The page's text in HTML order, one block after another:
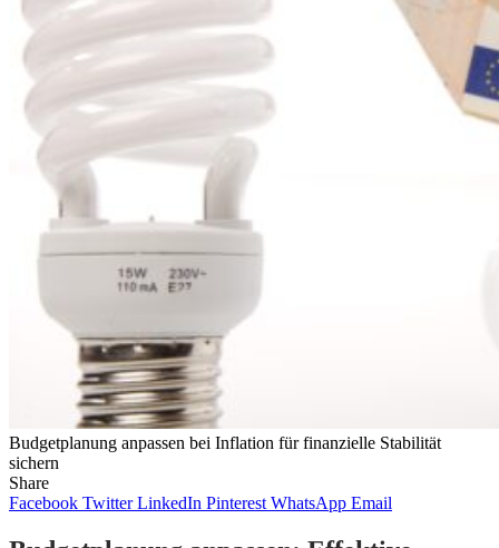
Budgetplanung anpassen bei Inflation für finanzielle Stabilität
sichern
Share
Facebook Twitter LinkedIn Pinterest WhatsApp Email